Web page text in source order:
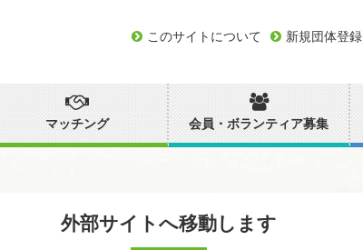
このサイトについて 新規団体登録
マッチング 会員・ボランティア募集
外部サイトへ移動します